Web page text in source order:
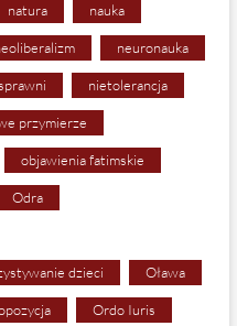
natura nauka
neuronauka
nietolerancja
przymierze
objawienia fatimskie
Odra
dzieci Oława
Ordo Iuris